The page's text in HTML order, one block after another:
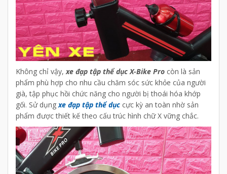
Không chỉ vậy,xe đạp tập thể dục X-Bike Pro còn là sản
phẩm phù hợp cho nhu cầu chăm sóc sức khỏe của người
già, tập phục hồi chức năng cho người bị thoái hóa khớp
gối. Sử dụngxe đạp tập thể dục cực kỳ an toàn nhờ sản
phẩm được thiết kế theo cấu trúc hình chữ X vững chắc.